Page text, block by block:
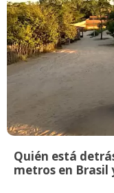
Quién está
metros en Brasil